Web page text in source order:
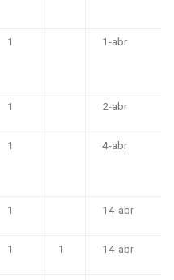
1 1-abr
1 2-abr
1 4-abr
1 14-abr
1 1 14-abr